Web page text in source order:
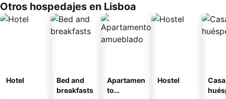
Otros hospedajes en Lisboa
Hotel
Bed and
breakfasts
Apartamen
to
Hostel